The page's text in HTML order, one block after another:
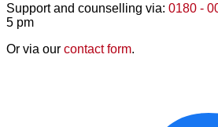
Support and counselling via: 0180 -
5 pm
Or via our contact form.